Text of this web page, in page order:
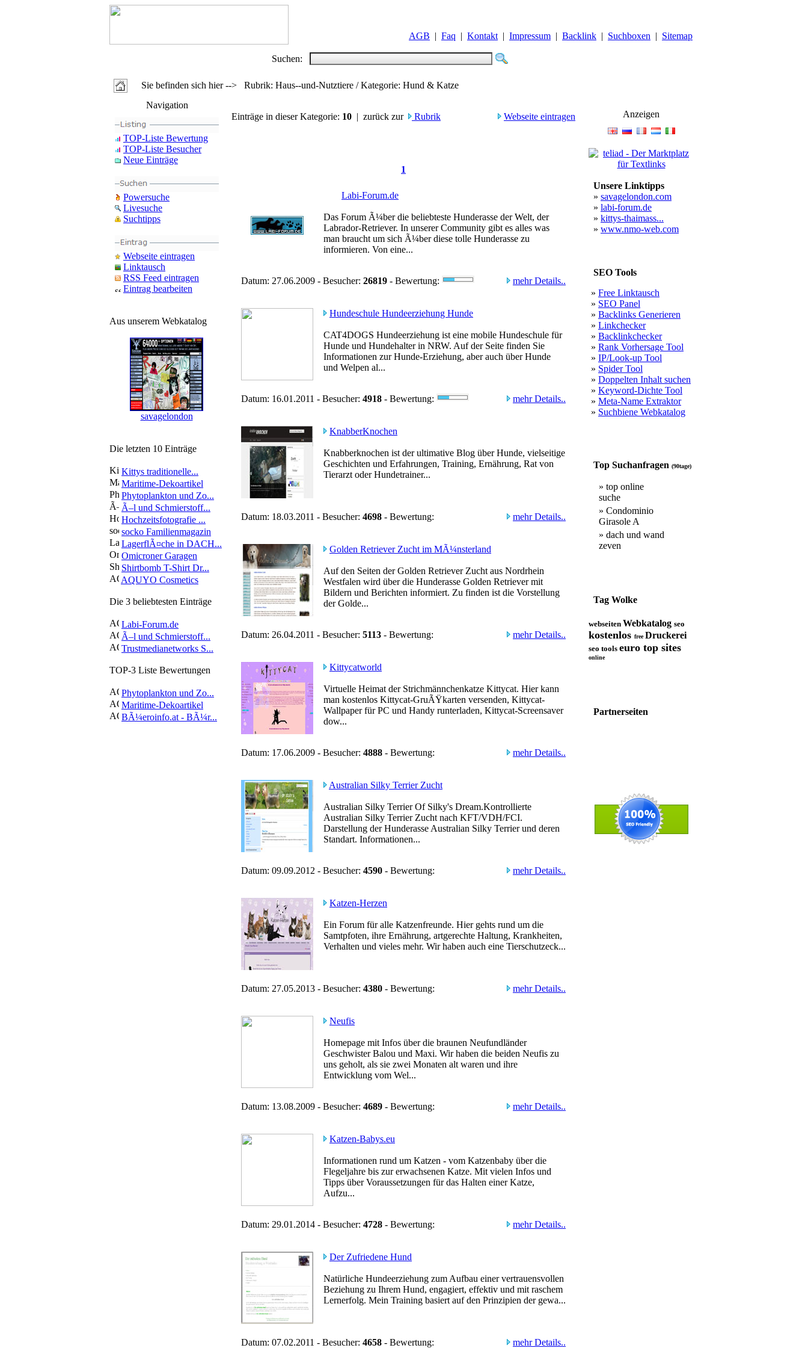
AGB | Faq | Kontakt | Impressum | Backlink | Suchboxen | Sitemap
Suchen:
Sie befinden sich hier --> Rubrik: Haus--und-Nutztiere / Kategorie: Hund & Katze
Navigation
TOP-Liste Bewertung
TOP-Liste Besucher
Neue Einträge
Powersuche
Livesuche
Suchtipps
Webseite eintragen
Linktausch
RSS Feed eintragen
Eintrag bearbeiten
Aus unserem Webkatalog
savagelondon
Die letzten 10 Einträge
Kittys traditionelle...
Maritime-Dekoartikel
Phytoplankton und Zo...
Ã–l und Schmierstoff...
Hochzeitsfotografie ...
socko Familienmagazin
LagerflÃ¤che in DACH...
Omicroner Garagen
Shirtbomb T-Shirt Dr...
AQUYO Cosmetics
Die 3 beliebtesten Einträge
Labi-Forum.de
Ã–l und Schmierstoff...
Trustmedianetworks S...
TOP-3 Liste Bewertungen
Phytoplankton und Zo...
Maritime-Dekoartikel
BÃ¼eroinfo.at - BÃ¼r...
Einträge in dieser Kategorie: 10 | zurück zur Rubrik Webseite eintragen
1
Labi-Forum.de
Das Forum Ã¼ber die beliebteste Hunderasse der Welt, der
Labrador-Retriever. In unserer Community gibt es alles was
man braucht um sich Ã¼ber diese tolle Hunderasse zu
informieren. Von eine...
Datum: 27.06.2009 - Besucher: 26819 - Bewertung: mehr Details..
Hundeschule Hundeerziehung Hunde
CAT4DOGS Hundeerziehung ist eine mobile Hundeschule für
Hunde und Hundehalter in NRW. Auf der Seite finden Sie
Informationen zur Hunde-Erziehung, aber auch über Hunde
und Welpen al...
Datum: 16.01.2011 - Besucher: 4918 - Bewertung: mehr Details..
KnabberKnochen
Knabberknochen ist der ultimative Blog über Hunde, vielseitige
Geschichten und Erfahrungen, Training, Ernährung, Rat von
Tierarzt oder Hundetrainer...
Datum: 18.03.2011 - Besucher: 4698 - Bewertung: mehr Details..
Golden Retriever Zucht im MÃ¼nsterland
Auf den Seiten der Golden Retriever Zucht aus Nordrhein
Westfalen wird über die Hunderasse Golden Retriever mit
Bildern und Berichten informiert. Zu finden ist die Vorstellung
der Golde...
Datum: 26.04.2011 - Besucher: 5113 - Bewertung: mehr Details..
Kittycatworld
Virtuelle Heimat der Strichmännchenkatze Kittycat. Hier kann
man kostenlos Kittycat-GruÃŸkarten versenden, Kittycat-
Wallpaper für PC und Handy runterladen, Kittycat-Screensaver
dow...
Datum: 17.06.2009 - Besucher: 4888 - Bewertung: mehr Details..
Australian Silky Terrier Zucht
Australian Silky Terrier Of Silky's Dream.Kontrollierte
Australian Silky Terrier Zucht nach KFT/VDH/FCI.
Darstellung der Hunderasse Australian Silky Terrier und deren
Standart. Informationen...
Datum: 09.09.2012 - Besucher: 4590 - Bewertung: mehr Details..
Katzen-Herzen
Ein Forum für alle Katzenfreunde. Hier gehts rund um die
Samtpfoten, ihre Ernährung, artgerechte Haltung, Krankheiten,
Verhalten und vieles mehr. Wir haben auch eine Tierschutzeck...
Datum: 27.05.2013 - Besucher: 4380 - Bewertung: mehr Details..
Neufis
Homepage mit Infos über die braunen Neufundländer
Geschwister Balou und Maxi. Wir haben die beiden Neufis zu
uns geholt, als sie zwei Monaten alt waren und ihre
Entwicklung vom Wel...
Datum: 13.08.2009 - Besucher: 4689 - Bewertung: mehr Details..
Katzen-Babys.eu
Informationen rund um Katzen - vom Katzenbaby über die
Flegeljahre bis zur erwachsenen Katze. Mit vielen Infos und
Tipps über Voraussetzungen für das Halten einer Katze,
Aufzu...
Datum: 29.01.2014 - Besucher: 4728 - Bewertung: mehr Details..
Der Zufriedene Hund
Natürliche Hundeerziehung zum Aufbau einer vertrauensvollen
Beziehung zu Ihrem Hund, engagiert, effektiv und mit raschem
Lernerfolg. Mein Training basiert auf den Prinzipien der gewa...
Datum: 07.02.2011 - Besucher: 4658 - Bewertung: mehr Details..
Anzeigen
Unsere Linktipps
» savagelondon.com
» labi-forum.de
» kittys-thaimass...
» www.nmo-web.com
SEO Tools
» Free Linktausch
» SEO Panel
» Backlinks Generieren
» Linkchecker
» Backlinkchecker
» Rank Vorhersage Tool
» IP/Look-up Tool
» Spider Tool
» Doppelten Inhalt suchen
» Keyword-Dichte Tool
» Meta-Name Extraktor
» Suchbiene Webkatalog
Top Suchanfragen (90tage)
» top online
suche
» Condominio
Girasole A
» dach und wand
zeven
Tag Wolke
webseiten Webkatalog seo
kostenlos freeDruckerei
seo tools euro top sites
online
Partnerseiten